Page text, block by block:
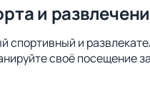
и
спортивный и
своё посещение